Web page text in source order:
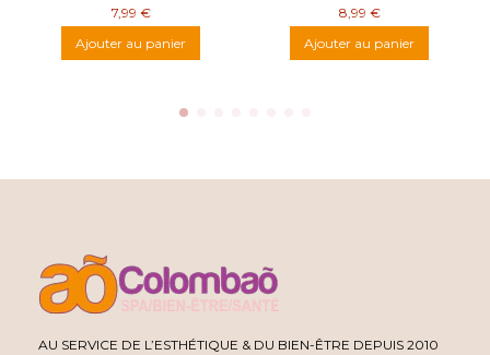
7,99 €
Ajouter au panier
8,99 €
Ajouter au panier
AU SERVICE DE L’ESTHÉTIQUE & DU BIEN-ÊTRE DEPUIS 2010